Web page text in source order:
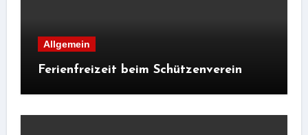
Allgemein
Ferienfreizeit beim Schützenverein